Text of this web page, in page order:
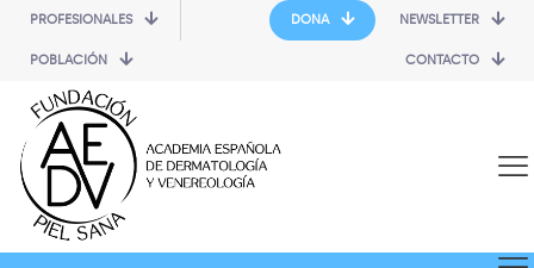
PROFESIONALES
POBLACIÓN
DONA NEWSLETTER
CONTACTO